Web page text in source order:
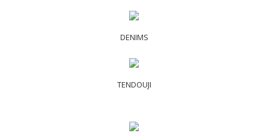
DENIMS
TENDOUJI